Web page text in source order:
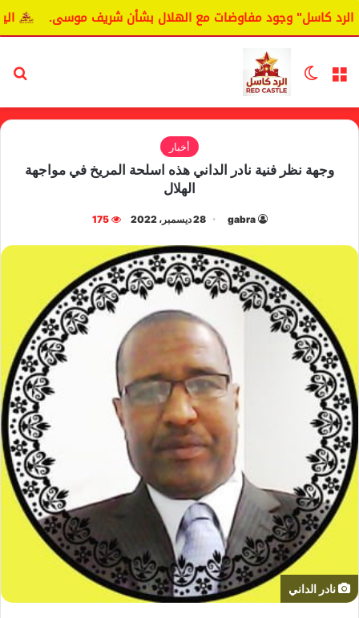
وجود مفاوضات مع الهلال بشأن شريف موسى. اليانغا
القائمة الوضع المظلم
أخبار
وجهة نظر فنية نادر الداني هذه اسلحة المريخ في مواجهة
الهلال
gabra 28 ديسمبر، 2022 175
نادر الداني